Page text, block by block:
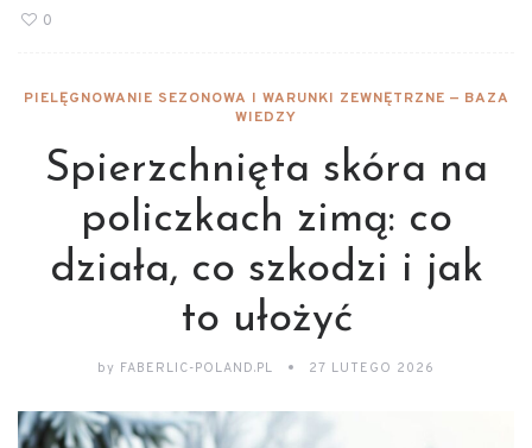
0
PIELĘGNOWANIE SEZONOWA I WARUNKI ZEWNĘTRZNE — BAZA
WIEDZY
Spierzchnięta skóra na
policzkach zimą: co
działa, co szkodzi i jak
to ułożyć
by FABERLIC-POLAND.PL 27 LUTEGO 2026